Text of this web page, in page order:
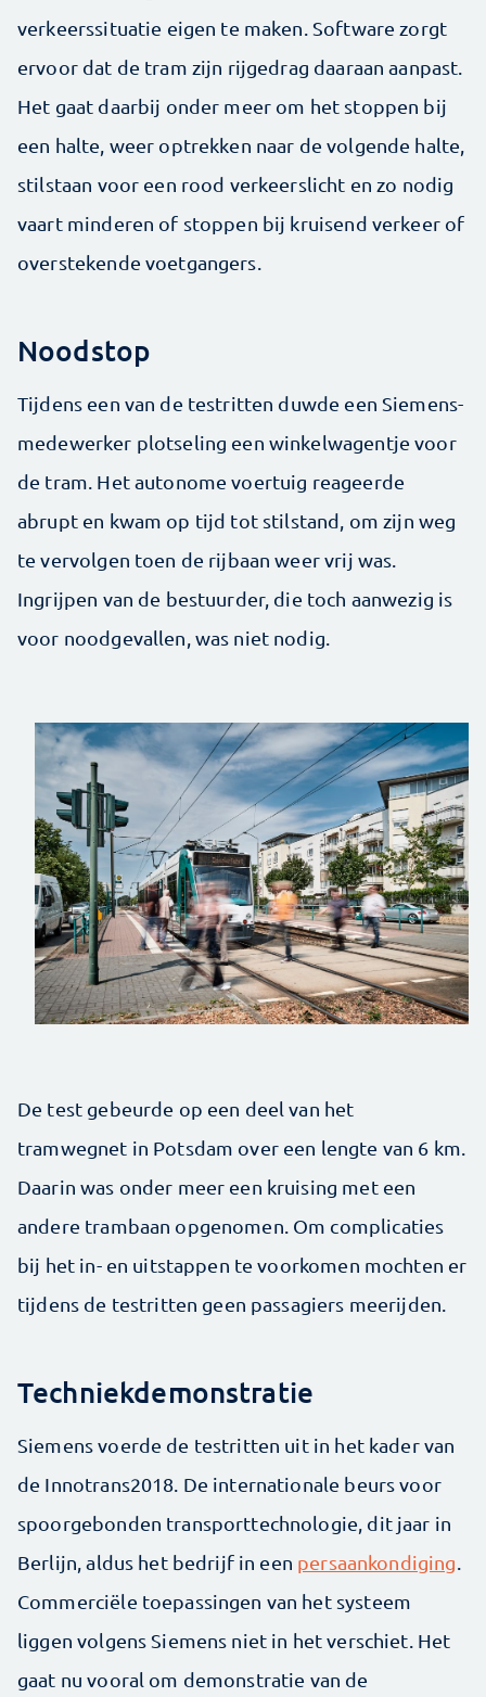
verkeerssituatie eigen te maken. Software zorgt
ervoor dat de tram zijn rijgedrag daaraan aanpast.
Het gaat daarbij onder meer om het stoppen bij
een halte, weer optrekken naar de volgende halte,
stilstaan voor een rood verkeerslicht en zo nodig
vaart minderen of stoppen bij kruisend verkeer of
overstekende voetgangers.
Noodstop
Tijdens een van de testritten duwde een Siemens-
medewerker plotseling een winkelwagentje voor
de tram. Het autonome voertuig reageerde
abrupt en kwam op tijd tot stilstand, om zijn weg
te vervolgen toen de rijbaan weer vrij was.
Ingrijpen van de bestuurder, die toch aanwezig is
voor noodgevallen, was niet nodig.
De test gebeurde op een deel van het
tramwegnet in Potsdam over een lengte van 6 km.
Daarin was onder meer een kruising met een
andere trambaan opgenomen. Om complicaties
bij het in- en uitstappen te voorkomen mochten er
tijdens de testritten geen passagiers meerijden.
Techniekdemonstratie
Siemens voerde de testritten uit in het kader van
de Innotrans2018. De internationale beurs voor
spoorgebonden transporttechnologie, dit jaar in
Berlijn, aldus het bedrijf in een persaankondiging
Commerciële toepassingen van het systeem
liggen volgens Siemens niet in het verschiet. Het
gaat nu vooral om demonstratie van de